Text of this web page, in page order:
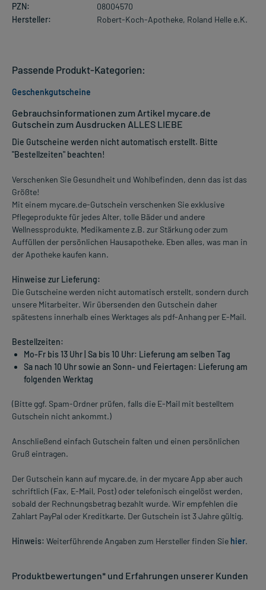
PZN:
08004570
Hersteller:
Robert-Koch-Apotheke, Roland Helle e.K.
Gebrauchsinformationen zum Artikel mycare.de
Gutschein zum Ausdrucken ALLES LIEBE
Die Gutscheine werden nicht automatisch erstellt. Bitte
"Bestellzeiten" beachten!
Verschenken Sie Gesundheit und Wohlbefinden, denn das ist das
Größte!
Mit einem mycare.de-Gutschein verschenken Sie exklusive
Pflegeprodukte für jedes Alter, tolle Bäder und andere
Wellnessprodukte, Medikamente z.B. zur Stärkung oder zum
Auffüllen der persönlichen Hausapotheke. Eben alles, was man in
der Apotheke kaufen kann.
Hinweise zur Lieferung:
Die Gutscheine werden nicht automatisch erstellt, sondern durch
unsere Mitarbeiter. Wir übersenden den Gutschein daher
spätestens innerhalb eines Werktages als pdf-Anhang per E-Mail.
Bestellzeiten:
Mo-Fr bis 13 Uhr | Sa bis 10 Uhr: Lieferung am selben Tag
Sa nach 10 Uhr sowie an Sonn- und Feiertagen: Lieferung am
folgenden Werktag
(Bitte ggf. Spam-Ordner prüfen, falls die E-Mail mit bestelltem
Gutschein nicht ankommt.)
Anschließend einfach Gutschein falten und einen persönlichen
Gruß eintragen.
Der Gutschein kann auf mycare.de, in der mycare App aber auch
schriftlich (Fax, E-Mail, Post) oder telefonisch eingelöst werden,
sobald der Rechnungsbetrag bezahlt wurde. Wir empfehlen die
Zahlart PayPal oder Kreditkarte. Der Gutschein ist 3 Jahre gültig.
Hinweis: Weiterführende Angaben zum Hersteller finden Sie hier.
Produktbewertungen* und Erfahrungen unserer Kunden
Passende Produkt-Kategorien:
Geschenkgutscheine